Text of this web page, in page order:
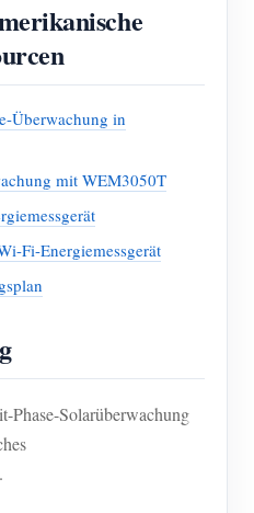
Überwachung in
mit WEM3050T
Fi-Energiemessgerät
Phase-Solarüberwachung